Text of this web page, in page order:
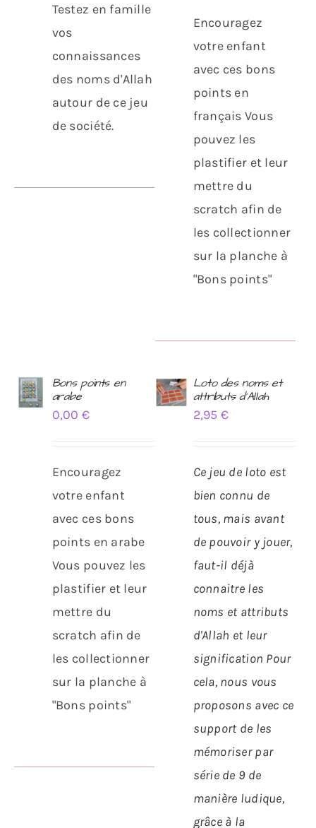
DÉTAILSTestez en famille
vos
connaissances
des noms d'Allah
autour de ce jeu
de société.
Encouragez
votre enfant
avec ces bons
points en
français Vous
pouvez les
plastifier et leur
mettre du
scratch afin de
les collectionner
sur la planche à
"Bons points"
AJOUTER
Bons points en
arabe
0,00€
Encouragez
votre enfant
avec ces bons
points en arabe
Vous pouvez les
plastifier et leur
mettre du
scratch afin de
les collectionner
sur la planche à
"Bons points"
AJOUTER
Loto des noms et
attributs d’Allah
2,95 €
Ce jeu de loto est
bien connu de
tous, mais avant
de pouvoir y jouer,
faut-il déjà
connaitre les
noms et attributs
d'Allah et leur
signification Pour
cela, nous vous
proposons avec ce
support de les
mémoriser par
série de 9 de
manière ludique,
grâce à la